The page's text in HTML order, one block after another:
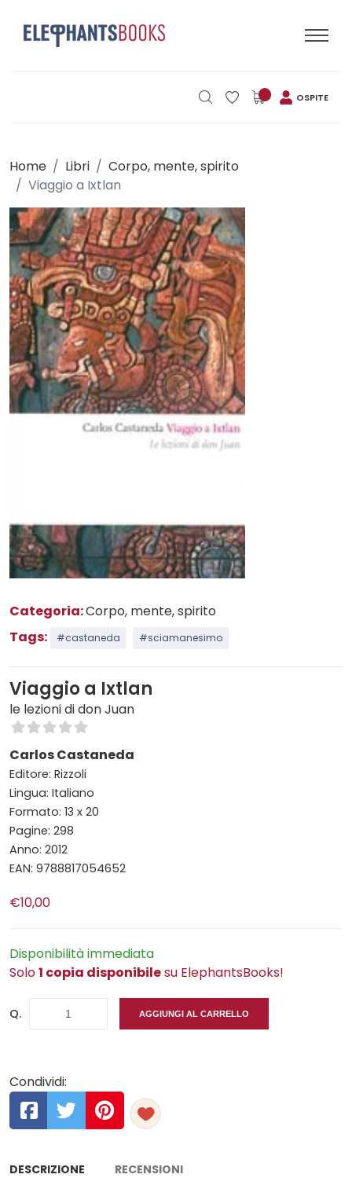
OSPITE
Home Libri
Corpo, mente, spirito
Viaggio a Ixtlan
Categoria:Corpo, mente, spirito
Tags:
#castaneda #sciamanesimo
Viaggio a Ixtlan
le lezioni di don Juan
Carlos Castaneda
Editore: Rizzoli
Lingua: Italiano
Formato: 13 x 20
Pagine: 298
Anno: 2012
EAN: 9788817054652
€10,00
Disponibilità immediata
Solo1 copia disponibilesu ElephantsBooks!
Q. AGGIUNGI AL CARRELLO
Condividi:
DESCRIZIONE RECENSIONI